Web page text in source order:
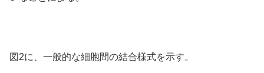
図2に、一般的な細胞間の結合様式を示す。